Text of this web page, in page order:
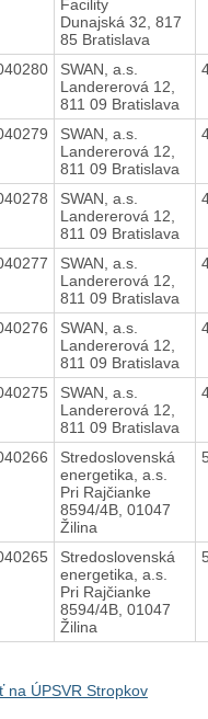
Facility
Dunajská 32, 817
85 Bratislava
SWAN, a.s.
Landererová 12,
811 09 Bratislava
SWAN, a.s.
Landererová 12,
811 09 Bratislava
SWAN, a.s.
Landererová 12,
811 09 Bratislava
SWAN, a.s.
Landererová 12,
811 09 Bratislava
SWAN, a.s.
Landererová 12,
811 09 Bratislava
SWAN, a.s.
Landererová 12,
811 09 Bratislava
Stredoslovenská
energetika, a.s.
Pri Rajčianke
8594/4B, 01047
Žilina
Stredoslovenská
energetika, a.s.
Pri Rajčianke
8594/4B, 01047
Žilina
na ÚPSVR Stropkov